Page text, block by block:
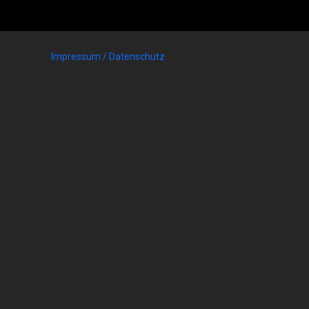
Impressum / Datenschutz